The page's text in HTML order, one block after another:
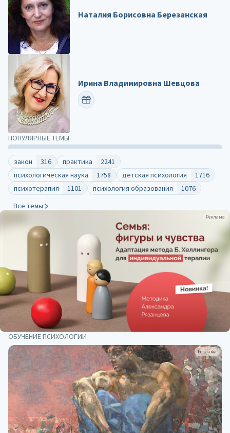
Реклама
ПОПУЛЯРНЫЕ ТЕМЫ
закон 316 практика
2241
психологическая наука
1758 детская психология
1716
психотерапия
1101 психология образования
1076
Все темы
Наталия Борисовна Березанская
Ирина Владимировна Шевцова
ПОЗДРАВИТЬ
ОБУЧЕНИЕ ПСИХОЛОГИИ
Реклама